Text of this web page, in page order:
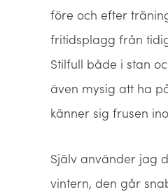
före och efter
fritidsplagg från
Stilfull både i stan
även mysig att ha
känner sig frusen
Själv använder jag
vintern, den går